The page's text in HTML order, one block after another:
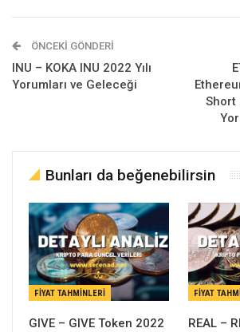
ÖNCEKI GÖNDERI
INU – KOKA INU 2022 Yılı
Yorumları ve Geleceği
Short
Bunları da beğenebilirsin
FIYAT TAHMINLERI
GIVE – GIVE Token 2022
FIYAT
REAL –